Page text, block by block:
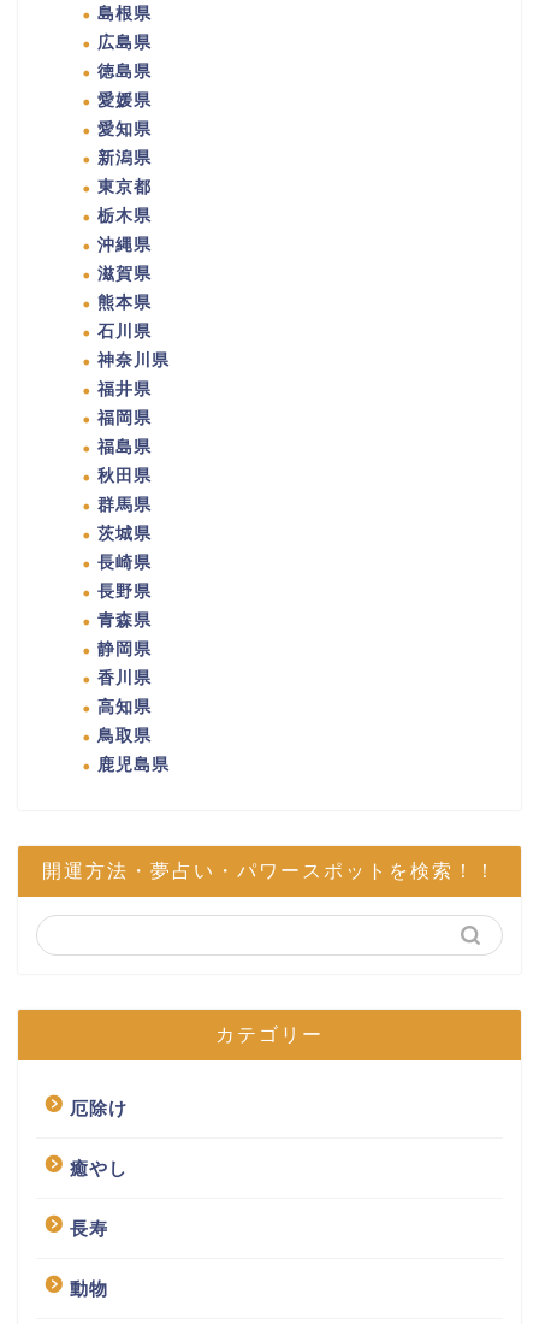
島根県
広島県
徳島県
愛媛県
愛知県
新潟県
東京都
栃木県
沖縄県
滋賀県
熊本県
石川県
神奈川県
福井県
福岡県
福島県
秋田県
群馬県
茨城県
長崎県
長野県
青森県
静岡県
香川県
高知県
鳥取県
鹿児島県
開運方法・夢占い・パワースポットを検索！！
カテゴリー
厄除け
癒やし
長寿
動物